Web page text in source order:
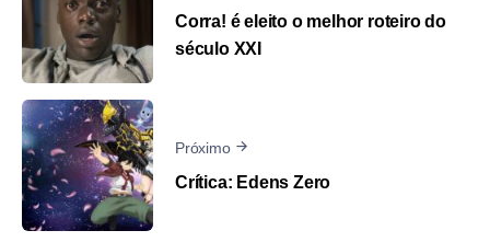
Corra! é eleito o melhor roteiro do
século XXI
Próximo
Crítica: Edens Zero